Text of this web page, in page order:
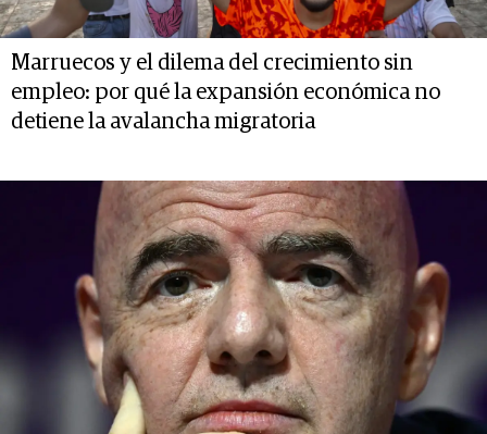
Marruecos y el dilema del crecimiento sin
empleo: por qué la expansión económica no
detiene la avalancha migratoria